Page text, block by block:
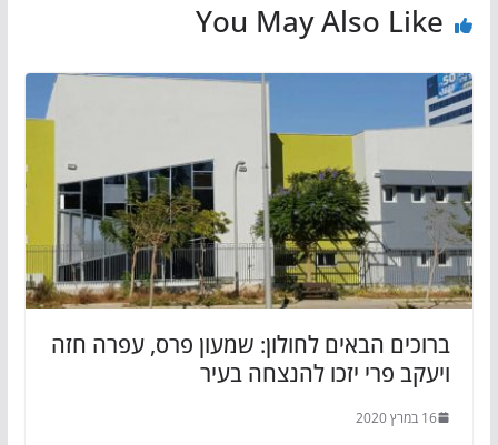
You May Also Like
ברוכים הבאים לחולון: שמעון פרס, עפרה חזה
ויעקב פרי יזכו להנצחה בעיר
16 במרץ 2020